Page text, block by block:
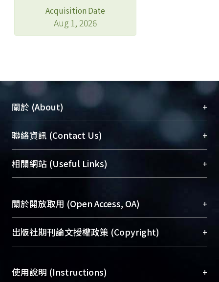
Acquisition Date
Aug 1, 2026
關於 (About) +
臺大位居世界頂尖大學之列，為永久珍藏及向國際
展現本校豐碩的研究成果及學術能量，圖書館整合
機構典藏（NTUR）與學術庫（AH）不同功能平
台，成為臺大學術典藏NTU scholars。期能整合研
成果。
To permanently archive and promote researcher
profiles and scholarly works, Library integrates the
services of “NTU Repository” with “Academic
聯絡資訊 (Contact Us) +
總館學科館員(Main Library)
醫學圖書館學科館員(Medical Library)
Sciences Library)
相關網站 (Useful Links) +
關於開放取用 (Open Access, OA) +
開放取用是從使用者角度提升資訊取用性的社會運
動，應用在學術研究上是透過將研究著作公開供使
用逐年攀升。同時可加速研究發展、提升研究影響
出版社期刊論文授權政策 (Copyright) +
含部分內容的版權非匯入者所有，或由第三方贊
使用說明 (Instructions) +